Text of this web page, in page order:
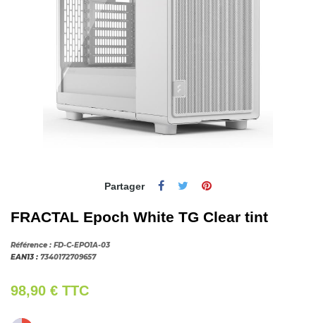
Partager
FRACTAL Epoch White TG Clear tint
Référence : FD-C-EPO1A-03
EAN13 : 7340172709657
98,90 € TTC